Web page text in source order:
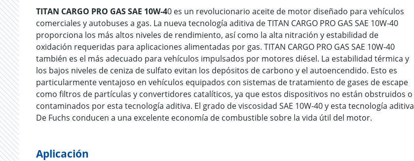
TITAN CARGO PRO GAS SAE 10W-40 es un revolucionario aceite de motor diseñado para vehículos
comerciales y autobuses a gas. La nueva tecnología aditiva de TITAN CARGO PRO GAS SAE 10W-40
proporciona los más altos niveles de rendimiento, así como la alta nitración y estabilidad de
oxidación requeridas para aplicaciones alimentadas por gas. TITAN CARGO PRO GAS SAE 10W-40
también es el más adecuado para vehículos impulsados por motores diésel. La estabilidad térmica y
los bajos niveles de ceniza de sulfato evitan los depósitos de carbono y el autoencendido. Esto es
particularmente ventajoso en vehículos equipados con sistemas de tratamiento de gases de escape
como filtros de partículas y convertidores catalíticos, ya que estos dispositivos no están obstruidos o
contaminados por esta tecnología aditiva. El grado de viscosidad SAE 10W-40 y esta tecnología aditiva
De Fuchs conducen a una excelente economía de combustible sobre la vida útil del motor.
Aplicación